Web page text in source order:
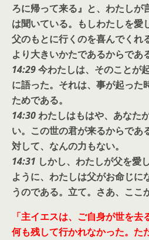
ろに帰って来る』と、わたしが
は聞いている。もしわたしを愛
父のもとに行くのを喜んでくれ
より大きいかたであるからであ
14:29今わたしは、そのことが
に語った。それは、事が起った
ためである。
14:30わたしはもはや、あなた
い。この世の君が来るからであ
対して、なんの力もない。
14:31 しかし、わたしが父を愛
ように、わたしは父がお命じに
うのである。立て。さあ、ここ
「主イエスは、ご自身が世を
何も残して行かれなかった。た